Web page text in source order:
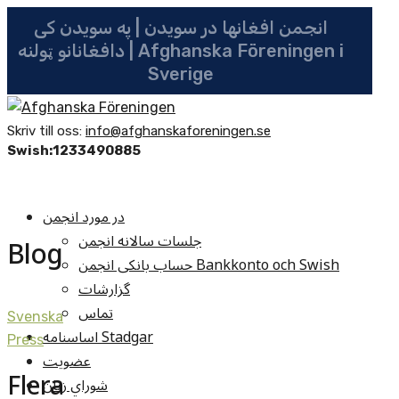
انجمن افغانها در سویدن | په سویدن کی
دافغانانو ټولنه | Afghanska Föreningen i
Sverige
Skriv till oss: info@afghanskaforeningen.se
Swish:1233490885
در مورد انجمن
جلسات سالانه انجمن
حساب بانکی انجمن Bankkonto och Swish
گزارشات
تماس
اساسنامه Stadgar
عضویت
شوراي زنان
Blog
Svenska
Press
Flera